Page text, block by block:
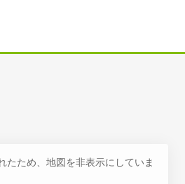
たため、地図を非表示にしていま